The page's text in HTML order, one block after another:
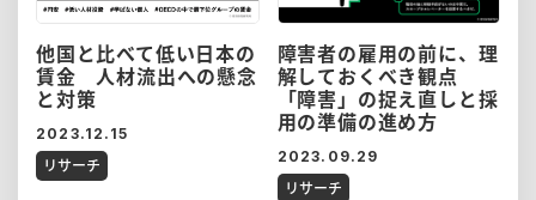
他国と比べて低い日本の
賃金 人材流出への懸念
と対策
2023.12.15
リサーチ
障害者の雇用の前に、理
解しておくべき観点
「障害」の捉え直しと採
用の準備の進め方
2023.09.29
リサーチ